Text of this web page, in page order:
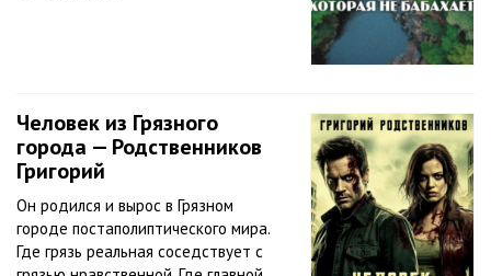
Человек из Грязного
города — Родственников
Григорий
Он родился и вырос в Грязном
городе постаполиптического мира.
Где грязь реальная соседствует с